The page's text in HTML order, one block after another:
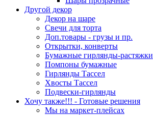
Другой декор
Декор на шаре
Свечи для торта
Доп.товары - грузы и пр.
Открытки, конверты
Бумажные гирлянды-растяжки
Помпоны бумажные
Гирлянды Тассел
Хвосты Тассел
Подвески-гирлянды
Хочу также!!! - Готовые решения
Мы на маркет-плейсах